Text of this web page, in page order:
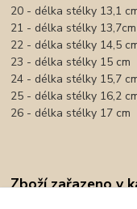
20 - délka stélky 13,1
21 - délka stélky 13,7cm
22 - délka stélky 14,5
23 - délka stélky 15 cm
24 - délka stélky 15,7
25 - délka stélky 16,2
26 - délka stélky 17 cm
Zboží zařazeno v